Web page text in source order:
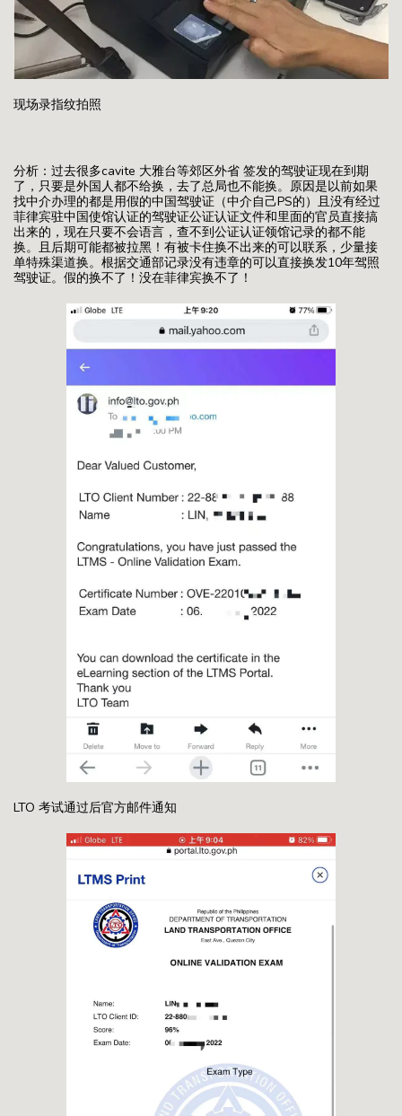
现场录指纹拍照
分析：过去很多cavite 大雅台等郊区外省 签发的驾驶证现在到期
了，只要是外国人都不给换，去了总局也不能换。原因是以前如果
找中介办理的都是用假的中国驾驶证（中介自己PS的）且没有经过
菲律宾驻中国使馆认证的驾驶证公证认证文件和里面的官员直接搞
出来的，现在只要不会语言，查不到公证认证领馆记录的都不能
换。且后期可能都被拉黑！有被卡住换不出来的可以联系，少量接
单特殊渠道换。根据交通部记录没有违章的可以直接换发10年驾照
驾驶证。假的换不了！没在菲律宾换不了！
LTO 考试通过后官方邮件通知